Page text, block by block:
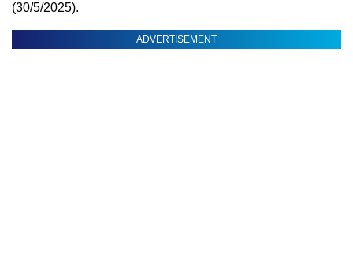
(30/5/2025).
ADVERTISEMENT